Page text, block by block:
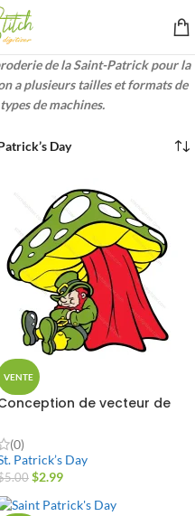
de la Saint-Patrick pour la
a plusieurs tailles et formats de
de machines.
Day
VENTE
de vecteur de
(0)
Patrick’s Day
5.00 $2.99